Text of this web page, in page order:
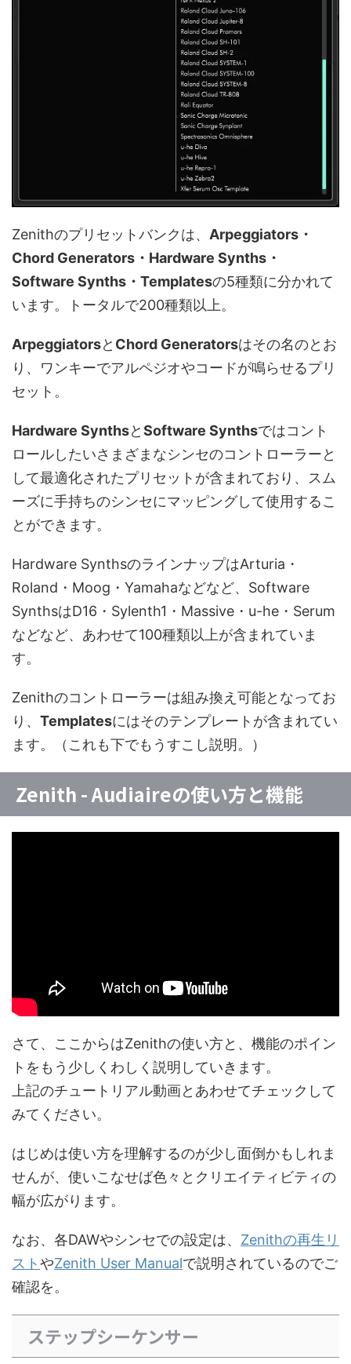
Zenithのプリセットバンクは、 Arpeggiators・
Chord Generators・Hardware Synths・
Software Synths・Templatesの5種類に分かれて
います。トータルで200種類以上。
Arpeggiatorsと Chord Generatorsはその名のとお
り、ワンキーでアルペジオやコードが鳴らせるプリ
セット。
Hardware SynthsとSoftware Synthsではコント
ロールしたいさまざまなシンセのコントローラーと
して最適化されたプリセットが含まれており、スム
ーズに手持ちのシンセにマッピングして使用するこ
とができます。
Hardware SynthsのラインナップはArturia・
Roland・Moog・Yamahaなどなど、Software
SynthsはD16・Sylenth1・Massive・u-he・Serum
などなど、あわせて100種類以上が含まれていま
す。
Zenithのコントローラーは組み換え可能となってお
り、 Templatesにはそのテンプレートが含まれてい
ます。（これも下でもうすこし説明。）
Zenith - Audiaireの使い方と機能
さて、ここからはZenithの使い方と、機能のポイン
トをもう少しくわしく説明していきます。
上記のチュートリアル動画とあわせてチェックして
みてください。
はじめは使い方を理解するのが少し面倒かもしれま
せんが、使いこなせば色々とクリエイティビティの
幅が広がります。
なお、各DAWやシンセでの設定は、 Zenithの再生リ
ストやZenith User Manualで説明されているのでご
確認を。
ステップシーケンサー